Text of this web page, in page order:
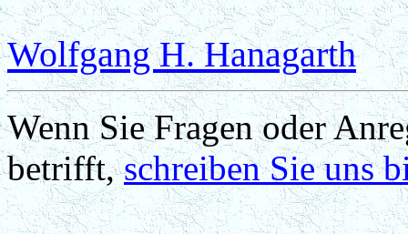
Wolfgang H. Hanagarth
Wenn Sie Fragen oder
betrifft,schreiben Sie uns